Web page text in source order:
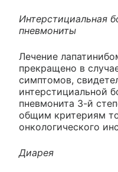
Интерстициальная
пневмониты
Лечение
прекращено в
симптомов,
интерстициальной
пневмонита 3-й
общим критериям
онкологического
Диарея